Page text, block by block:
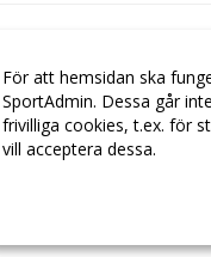
För att hemsidan ska
SportAdmin. Dessa går
frivilliga cookies, t.ex. för
vill acceptera dessa.